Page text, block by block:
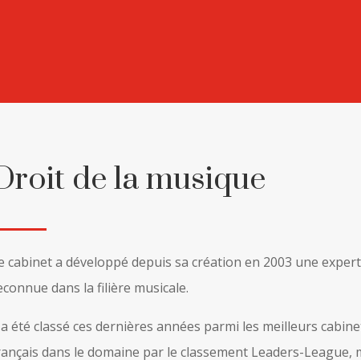
de la musique
cabinet a développé depuis sa création en 2003 une
dans la filière musicale.
été classé ces dernières années parmi les meilleurs
dans le domaine par le classement Leaders-League,